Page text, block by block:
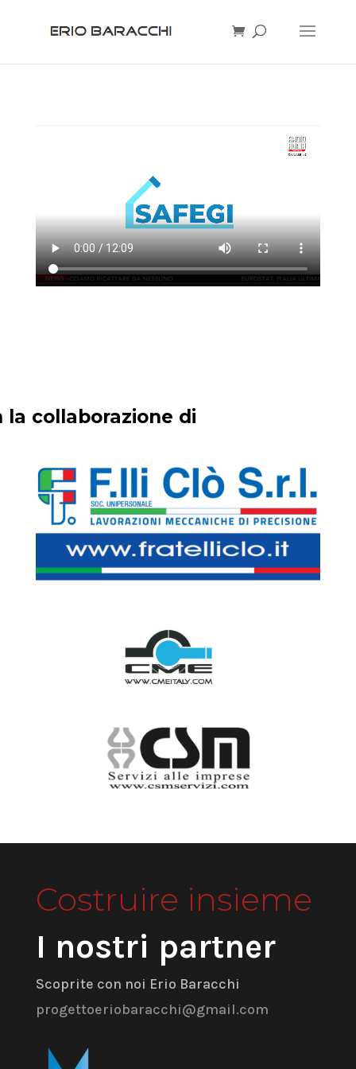
la collaborazione di
Costruire insieme
I nostri partner
Scoprite con noi Erio Baracchi
progettoeriobaracchi@gmail.com